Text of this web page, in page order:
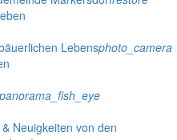
Lebensphoto_camera
panorama_fish_eye
Neuigkeiten von den